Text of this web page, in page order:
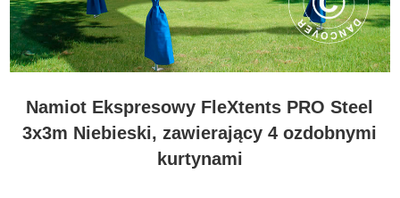
Namiot Ekspresowy FleXtents PRO Steel
3x3m Niebieski, zawierający 4 ozdobnymi
kurtynami